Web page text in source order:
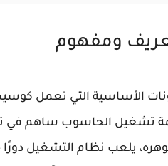
ومفهوم
الأساسية التي تعمل
تشغيل الحاسوب ساهم في
يلعب نظام التشغيل دورًا